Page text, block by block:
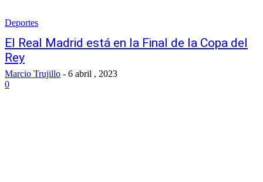
Deportes
El Real Madrid está en la Final de la Copa del
Rey
Marcio Trujillo - 6 abril , 2023
0